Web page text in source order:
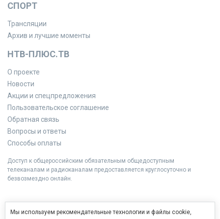
СПОРТ
Трансляции
Архив и лучшие моменты
НТВ-ПЛЮС.ТВ
О проекте
Новости
Акции и спецпредложения
Пользовательское соглашение
Обратная связь
Вопросы и ответы
Способы оплаты
Доступ к общероссийским обязательным общедоступным
телеканалам и радиоканалам предоставляется круглосуточно и
безвозмездно онлайн.
Мы используем рекомендательные технологии и файлы cookie,